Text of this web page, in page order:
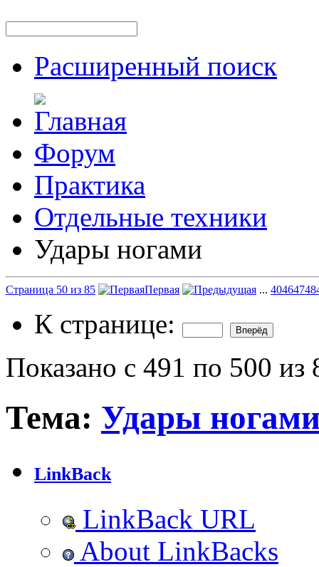
Расширенный поиск
Форум
Практика
Отдельные техники
Удары ногами
Страница 50 из 85 Первая ... 40464748
К странице:
Показано с 491 по 500 из
Тема: Удары
LinkBack
LinkBack URL
About LinkBacks